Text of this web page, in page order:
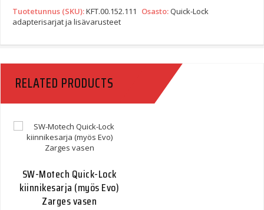
Tuotetunnus (SKU):KFT.00.152.111 Osasto:Quick-Lock
adapterisarjat ja lisävarusteet
RELATED PRODUCTS
SW-Motech Quick-Lock
kiinnikesarja (myös Evo)
Zarges vasen